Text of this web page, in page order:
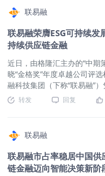
国家 “双碳” 战略落地，构建
同新生态。 截至 2025 年末
累计服务超43万家中小微企
数据风控、智能确权、线上流
能力，有效破解传统供应链融
琐、授信难、成本高的行
询、登记等功能。 即时开通
多账号管理体系 可持续获取
登能力 五大突出特点，构筑
优势 识别更精准 99%+解析准
全面 三大解析功能覆盖，风
景覆盖 合规更严谨 完全满足
更直接、更有效 运行更稳定
生产可用率99.99%，超大业
盖全类型金融机构 目前联易
产品已规模化落地，服务客户
国有、全国股份制银行、各
商行、外资银行、商业保理、
其真实的经营数据转化为金
是"数据信用"替代"主体信用
43万+中小微企业的“金融平
累计为超过43万家中小微企
金融机构难以覆盖的“信用
但拥有真实的订单、稳定的
正是用技术将这些"沉默的信
易场景中，联易融旗下国际
目前
点，讯易链全新上线融资资
功能，以智能化自动校验替代
初审，双向赋能上游供应商
平台轻量化运营，全面提升
业务处理效率。 两大核心更
站式智能化融资报审通道 供
智能校验通道 供应商登录讯
起融资申请，可自主选择合
首批已覆盖市面主流银行。上
易背景资料后系统立即启动全
场完成整改重提，告别漫长等
驳回。 可灵活配置智能审核
资品类、不同银行风控标准
要求，平台支持审核规则自定
联易融
联易融荣膺ESG可持续
持续供应链金融
近日，由格隆汇主办的“中期
晓“金格奖”年度卓越公司评
融科技集团（下称“联易融”
境、社会、治理三大维度的全
与创新实践，荣膺“ESG可持
方供应链金融科技解决方案
占有率榜首的企业，联易融始
科技驱动可持续供应链金融
念深度融入业务全链条、经
走出了一条科技赋能、产业共
转发 回复
联易融
联易融市占率稳居中国
链金融迈向智能决策新阶